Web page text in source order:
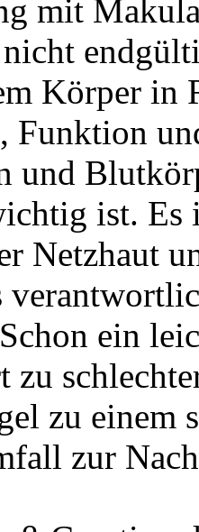
mit
Körper in
Funktion
und
ist.
Netzhaut
ein
zu
zu einem
zur